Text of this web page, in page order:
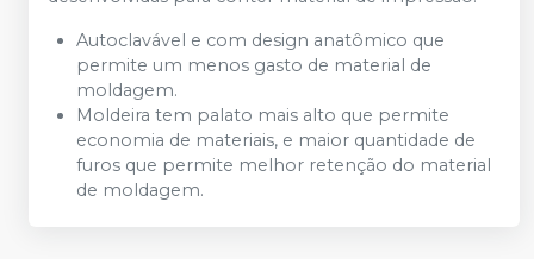
Autoclavável e com design anatômico que
permite um menos gasto de material de
moldagem.
Moldeira tem palato mais alto que permite
economia de materiais, e maior quantidade de
furos que permite melhor retenção do material
de moldagem.